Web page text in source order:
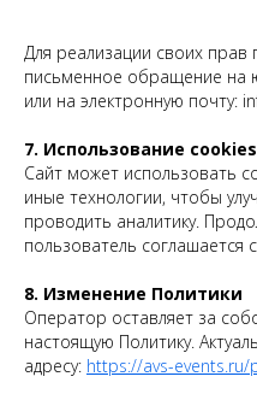
Для реализации своих
письменное обращение на
или на электронную почту:
7. Использование
Сайт может использовать
иные технологии, чтобы
проводить аналитику.
пользователь соглашается
8. Изменение Политики
Оператор оставляет за
настоящую Политику.
адресу: https://avs-events.ru/